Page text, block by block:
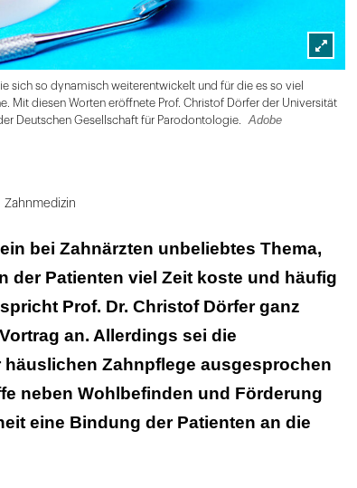
Lightbox
sich so dynamisch weiterentwickelt und für die es so viel
Mit diesen Worten eröffnete Prof. Christof Dörfer der Universität
Deutschen Gesellschaft für Parodontologie.
Adobe
Zahnmedizin
bei Zahnärzten unbeliebtes Thema,
der Patienten viel Zeit koste und häufig
Prof. Dr. Christof Dörfer ganz
an. Allerdings sei die
häuslichen Zahnpflege ausgesprochen
neben Wohlbefinden und Förderung
eine Bindung der Patienten an die